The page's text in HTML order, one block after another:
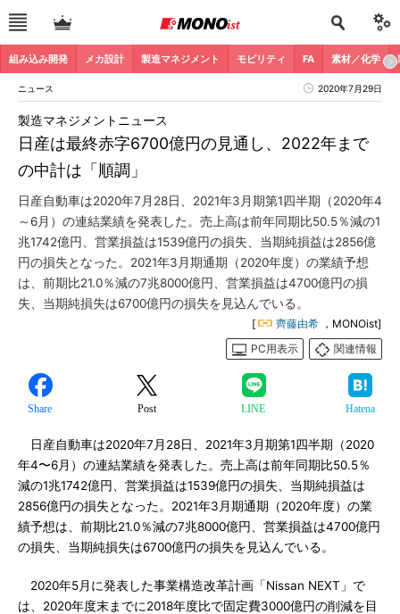
組み込み開発 メカ設計 製造マネジメント モビリティ FA 素材／化学
ニュース 2020年7月29日
日産は最終赤字6700億円の見通し、2022年まで
の中計は「順調」
製造マネジメントニュース
日産自動車は2020年7月28日、2021年3月期第1四半期（2020年4
～6月）の連結業績を発表した。売上高は前年同期比50.5％減の1
兆1742億円、営業損益は1539億円の損失、当期純損益は2856億
円の損失となった。2021年3月期通期（2020年度）の業績予想
は、前期比21.0％減の7兆8000億円、営業損益は4700億円の損
失、当期純損失は6700億円の損失を見込んでいる。
[ 齊藤由希 ，MONOist]
PC用表示
関連情報
Share Post LINE Hatena
日産自動車は2020年7月28日、2021年3月期第1四半期（2020
年4〜6月）の連結業績を発表した。売上高は前年同期比50.5％
減の1兆1742億円、営業損益は1539億円の損失、当期純損益は
2856億円の損失となった。2021年3月期通期（2020年度）の業
績予想は、前期比21.0％減の7兆8000億円、営業損益は4700億円
の損失、当期純損失は6700億円の損失を見込んでいる。
2020年5月に発表した事業構造改革計画「Nissan NEXT」で
は、2020年度末までに2018年度比で固定費3000億円の削減を目